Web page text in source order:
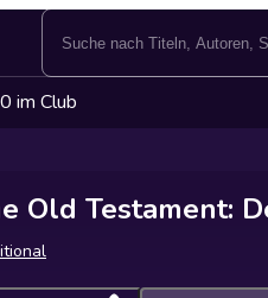
im Club
Old Testament: